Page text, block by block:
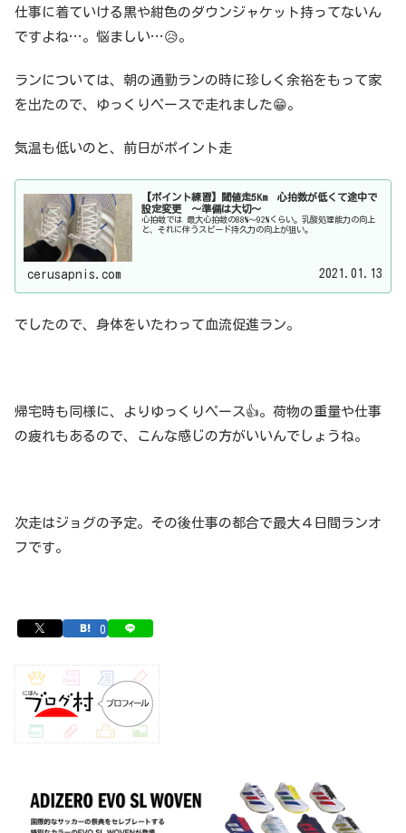
仕事に着ていける黒や紺色のダウンジャケット持ってないん
ですよね…。悩ましい…😥。
ランについては、朝の通勤ランの時に珍しく余裕をもって家
を出たので、ゆっくりペースで走れました😁。
気温も低いのと、前日がポイント走
【ポイント練習】閾値走5Km 心拍数が低くて途中で
設定変更 〜準備は大切〜
心拍数では 最大心拍数の88%〜92%くらい。乳酸処理能力の向上
と、それに伴うスピード持久力の向上が狙い。
cerusapnis.com 2021.01.13
でしたので、身体をいたわって血流促進ラン。
帰宅時も同様に、よりゆっくりペース👍。荷物の重量や仕事
の疲れもあるので、こんな感じの方がいいんでしょうね。
次走はジョグの予定。その後仕事の都合で最大４日間ランオ
フです。
0